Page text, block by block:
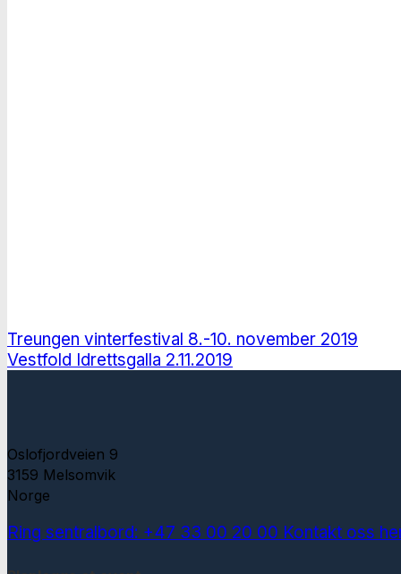
Treungen vinterfestival 8.-10. november 2019
Vestfold Idrettsgalla 2.11.2019
Oslofjordveien 9
3159 Melsomvik
Norge
Ring sentralbord: +47 33 00 20 00 Kontakt oss